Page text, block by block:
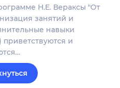
Н.Е. Вераксы "От
занятий и
навыки
приветствуются и